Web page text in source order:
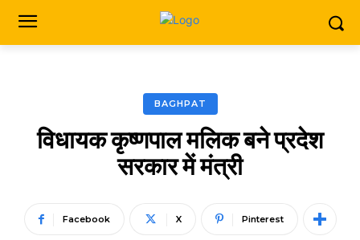
BAGHPAT
विधायक कृष्णपाल मलिक बने प्रदेश
सरकार में मंत्री
Facebook X Pinterest